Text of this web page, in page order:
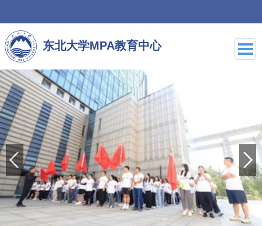
东北大学MPA教育中心